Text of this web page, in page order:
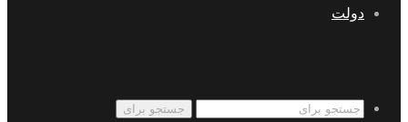
دولت
جستجو برای